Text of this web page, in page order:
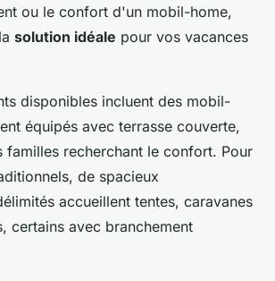
ou le confort d'un mobil-home,
solution idéale pour vos vacances
disponibles incluent des mobil-
équipés avec terrasse couverte,
familles recherchant le confort. Pour
de spacieux
accueillent tentes, caravanes
certains avec branchement